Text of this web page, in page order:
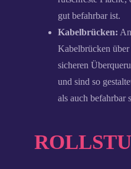
gut befahrbar ist.
Kabelbrücken:
Kabelbrücken
sicheren
und sind so
als auch befahrbar